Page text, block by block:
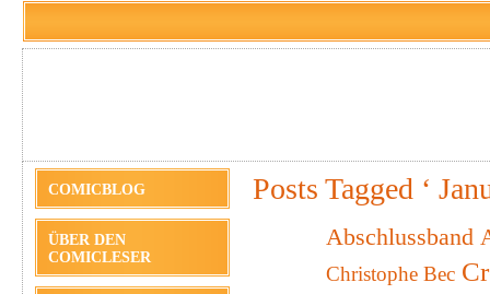
COMICBLOG
ÜBER DEN
COMICLESER
Posts Tagged ‘
Abschlussband
Christophe Bec